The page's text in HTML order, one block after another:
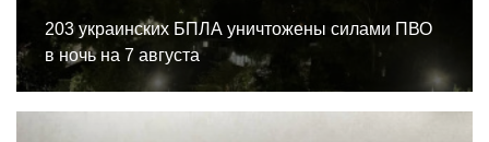
203 украинских БПЛА уничтожены силами ПВО
в ночь на 7 августа